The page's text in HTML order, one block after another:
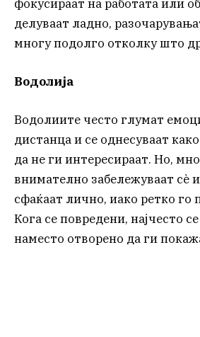
фокусираат на работата или
делуваат ладно,
многу подолго отколку што
Водолија
Водолиите често глумат
дистанца и се однесуваат
да не ги интересираат. Но,
внимателно забележуваат сè
сфаќаат лично, иако ретко го
Кога се повредени, најчесто
наместо отворено да ги